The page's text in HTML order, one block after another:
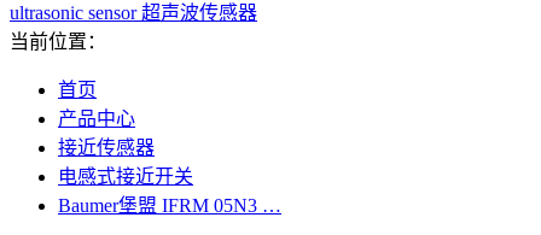
ultrasonic sensor 超声波传感器
当前位置：
首页
产品中心
接近传感器
电感式接近开关
Baumer堡盟 IFRM 05N3 …